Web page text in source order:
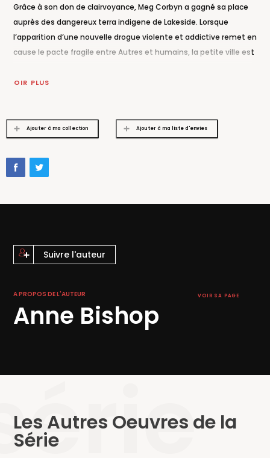
Grâce à son don de clairvoyance, Meg Corbyn a gagné sa place
auprès des dangereux terra indigene de Lakeside. Lorsque
l’apparition d’une nouvelle drogue violente et addictive remet en
cause le pacte fragile entre Autres et humains, la petite ville est
devraient permettre à Simon Wolfgard, dirigeant métamorphe
récupérer la prophétesse se rapproche, mettant en péril les vies
VOIR PLUS
Ajouter à ma collection Ajouter à ma liste d'envies
Suivre l'auteur
A PROPOS DE L'AUTEUR VOIR SA PAGE
Anne Bishop
Les Autres Oeuvres de la
Série